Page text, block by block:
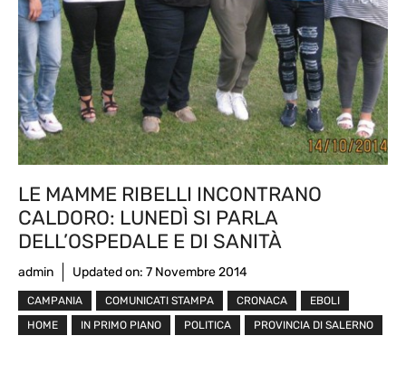
LE MAMME RIBELLI INCONTRANO
CALDORO: LUNEDÌ SI PARLA
DELL’OSPEDALE E DI SANITÀ
admin Updated on: 7 Novembre 2014
CAMPANIA COMUNICATI STAMPA CRONACA
EBOLI
HOME
IN PRIMO PIANO POLITICA PROVINCIA DI SALERNO